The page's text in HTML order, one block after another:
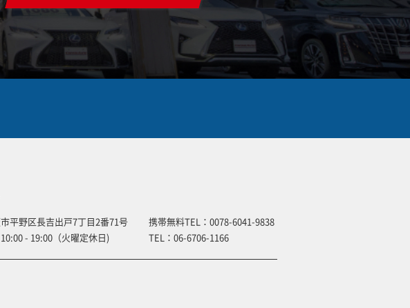
平野区長吉出戸7丁目2番71号
- 19:00（火曜定休日)
携帯無料TEL： 0078-6041-9838
TEL： 06-6706-1166